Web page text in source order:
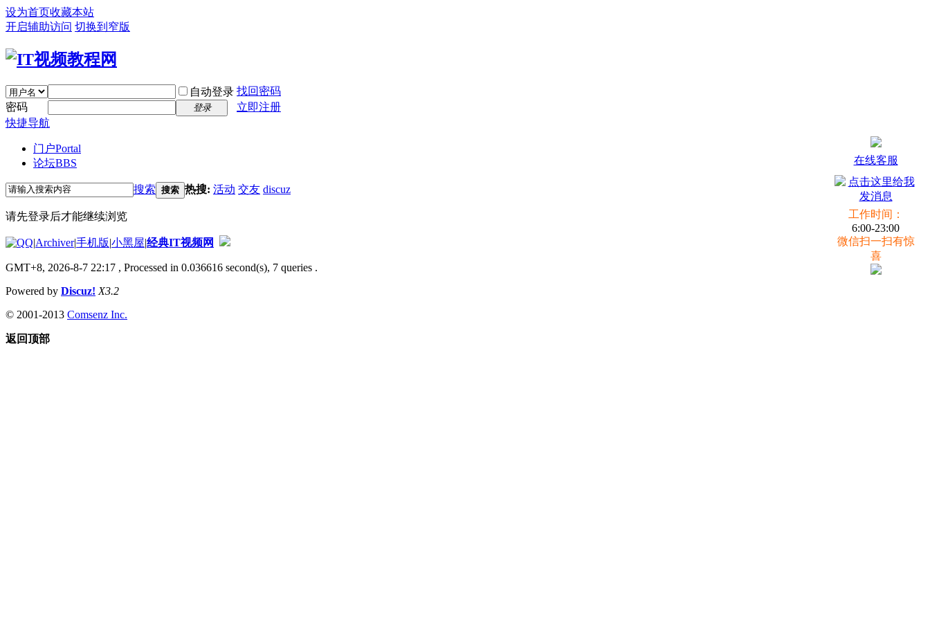
设为首页收藏本站
开启辅助访问 切换到窄版
自动登录 找回密码
密码
登录
立即注册
快捷导航
门户Portal
论坛BBS
搜索 搜索 热搜: 活动 交友 discuz
请先登录后才能继续浏览
在线客服
工作时间：
6:00-23:00
微信扫一扫有惊
喜
|Archiver|手机版|小黑屋|经典IT视频网
GMT+8, 2026-8-7 22:17 , Processed in 0.036616 second(s), 7 queries .
Powered by Discuz! X3.2
© 2001-2013 Comsenz Inc.
返回顶部